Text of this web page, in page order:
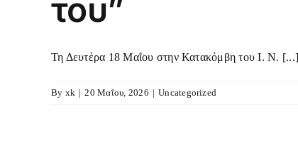
του”
Τη Δευτέρα 18 Μαΐου στην Κατακόμβη του Ι. Ν. [...]
By xk | 20 Μαΐου, 2026 | Uncategorized